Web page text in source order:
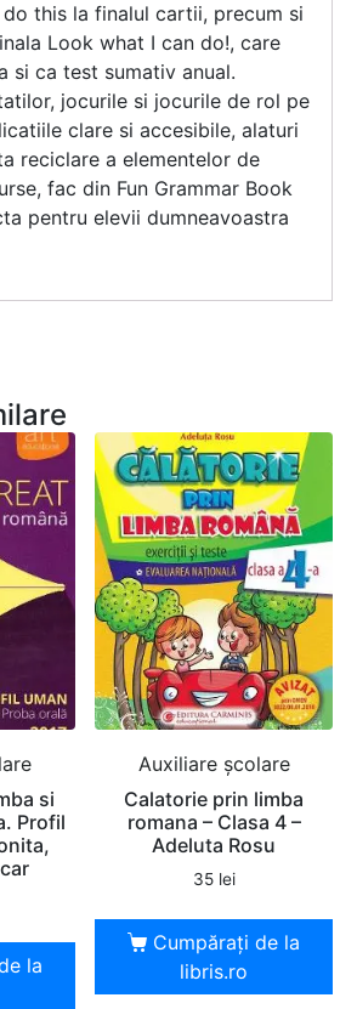
this la finalul cartii, precum si
Look what I can do!, care
si ca test sumativ anual.
jocurile si jocurile de rol pe
clare si accesibile, alaturi
reciclare a elementelor de
fac din Fun Grammar Book
pentru elevii dumneavoastra
si
Profil
la
Auxiliare şcolare
Calatorie prin limba
romana – Clasa 4 –
Adeluta Rosu
35 lei
Cumpărați de la
libris.ro